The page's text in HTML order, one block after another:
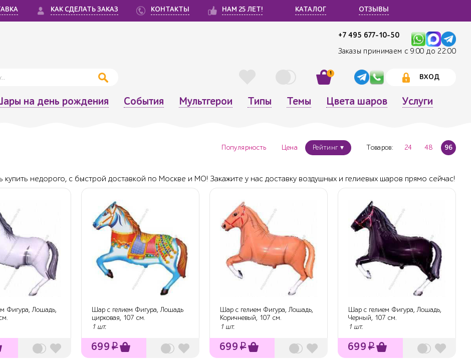
КАК СДЕЛАТЬ ЗАКАЗ КОНТАКТЫ НАМ 25 ЛЕТ! КАТАЛОГ ОТЗЫВЫ
+7 495 677-10-50
Заказы принимаем с 9:00 до 22:00
1
ВХОД
на день рождения События Мультгерои Типы Темы Цвета шаров Услуги
Популярность Цена Рейтинг ▾ Товаров: 24 48 96
недорого, с быстрой доставкой по Москве и МО! Закажите у нас доставку воздушных и гелиевых шаров прямо сейчас!
Фигура, Лошадь,
Шар с гелием Фигура, Лошадь
цирковая, 107 см.
1 шт.
699 ₽
Шар с гелием Фигура, Лошадь,
Коричневый, 107 см.
1 шт.
699 ₽
Шар с гелием Фигура, Лошадь,
Черный, 107 см.
1 шт.
699 ₽